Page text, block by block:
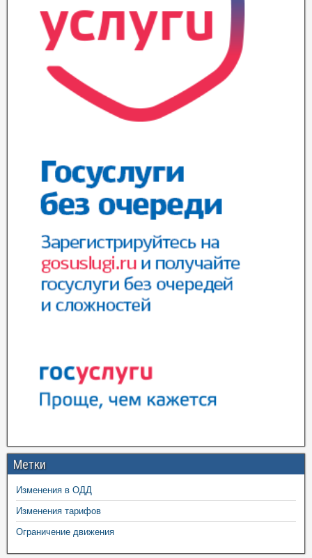
Метки
Изменения в ОДД
Изменения тарифов
Ограничение движения